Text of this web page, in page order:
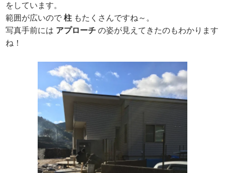
をしています。
範囲が広いので柱 もたくさんですね～。
写真手前には アプローチの姿が見えてきたのもわかります
ね！